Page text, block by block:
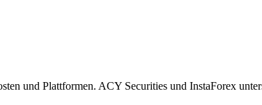
und Plattformen. ACY Securities und InstaForex